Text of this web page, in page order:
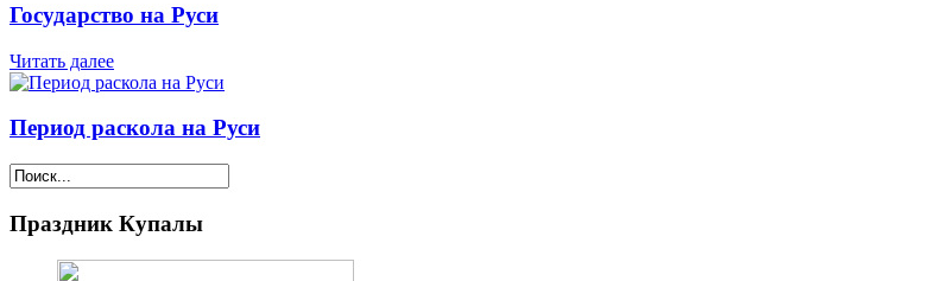
Государство на Руси
Читать далее
Период раскола на Руси
Праздник Купалы